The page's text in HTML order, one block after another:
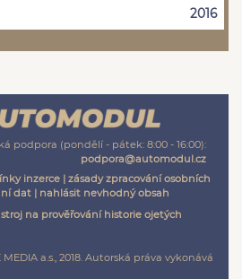
2016
podpora (pondělí - pátek: 8:00 - 16:00):
podpora@automodul.cz
inzerce | zásady zpracování osobních
dat | nahlásit nevhodný obsah
na prověřování historie ojetých
a.s., 2018. Autorská práva vykonává